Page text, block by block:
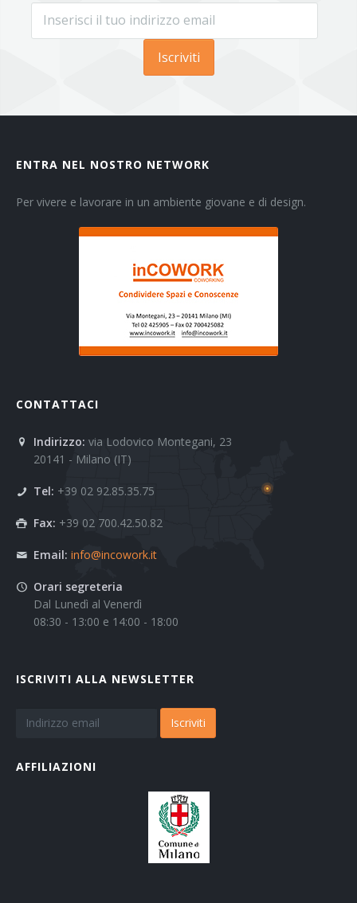
Iscriviti
ENTRA NEL NOSTRO NETWORK
Per vivere e lavorare in un ambiente giovane e di design.
CONTATTACI
Indirizzo: via Lodovico Montegani, 23
20141 - Milano (IT)
Tel: +39 02 92.85.35.75
Fax: +39 02 700.42.50.82
Email: info@incowork.it
Orari segreteria
Dal Lunedì al Venerdì
08:30 - 13:00 e 14:00 - 18:00
ISCRIVITI ALLA NEWSLETTER
Iscriviti
AFFILIAZIONI